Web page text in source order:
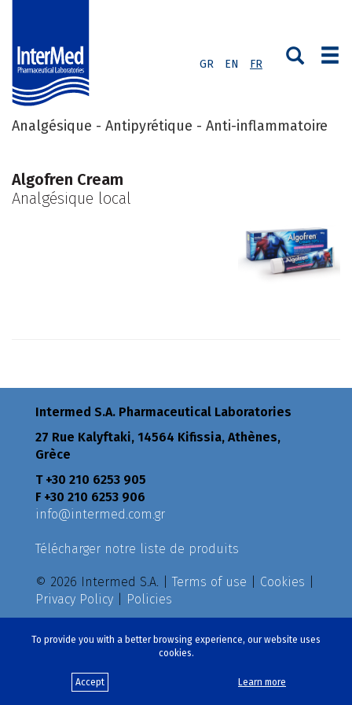
GR EN FR
To provide you with a better browsing experience, our website uses
cookies.
Accept Learn more
Analgésique - Antipyrétique - Anti-inflammatoire
Algofren Cream
Analgésique local
Intermed S.A. Pharmaceutical Laboratories
27 Rue Kalyftaki, 14564 Kifissia, Athènes,
Grèce
Τ +30 210 6253 905
F +30 210 6253 906
info@intermed.com.gr
Télécharger notre liste de produits
© 2026 Intermed S.A. | Terms of use Cookies
Privacy Policy
Policies
Créé pareproductions